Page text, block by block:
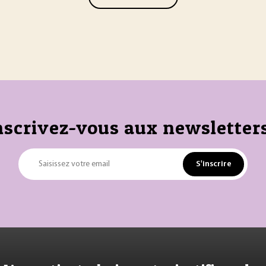
vous aux
Saisissez votre email S'inscrire